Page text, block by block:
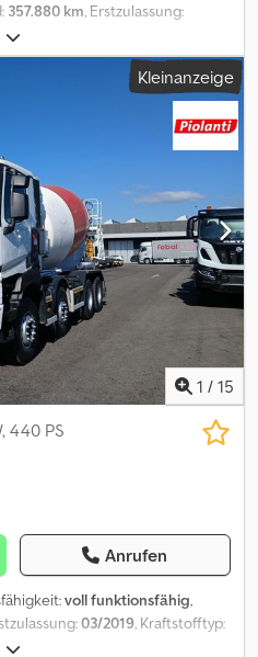
357.880 km, Erstzulassung:
Konfiguration:
, Emissionsklasse:
, RENAULT KERAX 480,
Euro 5, ausgestattet mit
und einem Hilfsmotor.
Kleinanzeige
1 / 15
440 PS
Anrufen
voll funktionsfähig,
03/2019, Kraftstofftyp:
440 8x2 LKW, 440 PS, Euro 6